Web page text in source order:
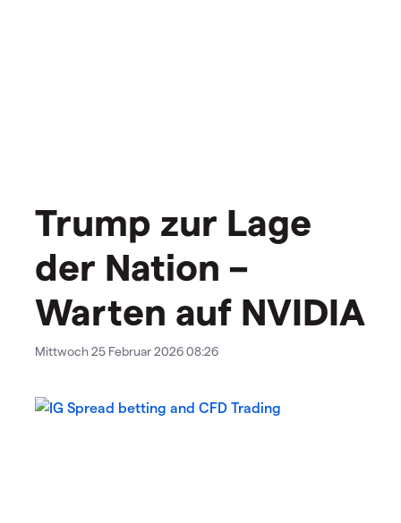
Trump zur Lage
der Nation –
Warten auf NVIDIA
Mittwoch 25 Februar 2026 08:26